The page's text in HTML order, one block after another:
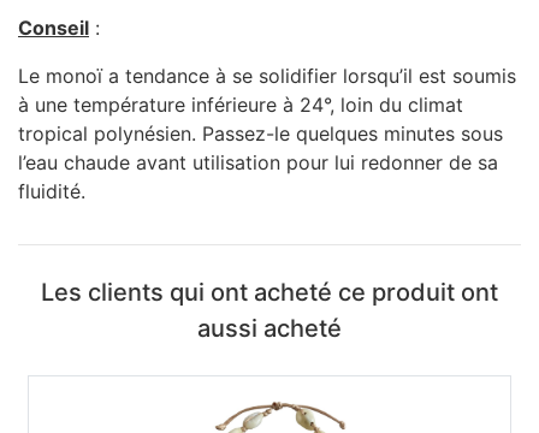
Conseil :
Le monoï a tendance à se solidifier lorsqu’il est soumis
à une température inférieure à 24°, loin du climat
tropical polynésien. Passez-le quelques minutes sous
l’eau chaude avant utilisation pour lui redonner de sa
fluidité.
Les clients qui ont acheté ce produit ont
aussi acheté